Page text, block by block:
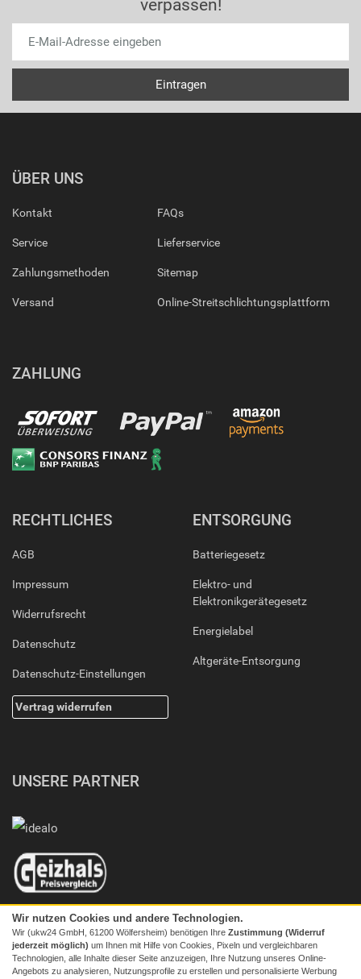
verpassen!
ÜBER UNS
Kontakt
Service
Zahlungsmethoden
Versand
FAQs
Lieferservice
Sitemap
Online-Streitschlichtungsplattform
ZAHLUNG
RECHTLICHES
AGB
Impressum
Widerrufsrecht
Datenschutz
Datenschutz-Einstellungen
Vertrag widerrufen
ENTSORGUNG
Batteriegesetz
Elektro- und
Elektronikgerätegesetz
Energielabel
Altgeräte-Entsorgung
UNSERE PARTNER
Wir nutzen Cookies und andere Technologien.
Wir (ukw24 GmbH, 61200 Wölfersheim) benötigen Ihre Zustimmung (Widerruf
jederzeit möglich) um Ihnen mit Hilfe von Cookies, Pixeln und vergleichbaren
Technologien, alle Inhalte dieser Seite anzuzeigen, Ihre Nutzung unseres Online-
Angebots zu analysieren, Nutzungsprofile zu erstellen und personalisierte Werbung